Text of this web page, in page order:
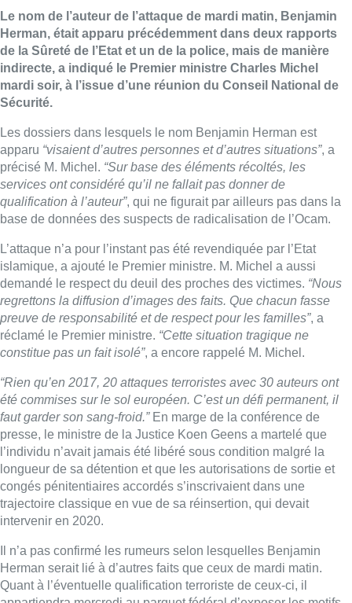
base de données des suspects de radicalisation de l’Ocam.
L’attaque n’a pour l’instant pas été revendiquée par l’Etat
islamique, a ajouté le Premier ministre. M. Michel a aussi
demandé le respect du deuil des proches des victimes.“Nous
regrettons la diffusion d’images des faits. Que chacun fasse
preuve de responsabilité et de respect pour les familles”
réclamé le Premier ministre.
“Cette situation tragique ne
constitue pas un fait isolé”
, a encore rappelé M. Michel.
“Rien qu’en 2017, 20 attaques terroristes avec 30 auteurs ont
été commises sur le sol européen. C’est un défi permanent, il
faut garder son sang-froid.” En marge de la conférence de
presse, le ministre de la Justice Koen Geens a martelé que
l’individu n’avait jamais été libéré sous condition malgré la
longueur de sa détention et que les autorisations de sortie et
congés pénitentiaires accordés s’inscrivaient dans une
trajectoire classique en vue de sa réinsertion, qui devait
intervenir en 2020.
Il n’a pas confirmé les rumeurs selon lesquelles Benjamin
Herman serait lié à d’autres faits que ceux de mardi matin.
Quant à l’éventuelle qualification terroriste de ceux-ci, il
appartiendra mercredi au parquet fédéral d’exposer les motifs
qui l’ont mené à fédéraliser le dossier, a conclu M. Geens.
► Tous les détails en compagnie de FannyRochezet Nicolas
Scheenaerts
Avec BELGA
Lire aussi :
Un nouveau club de MMA ouvre
ses portes à Evere : “C’est pas